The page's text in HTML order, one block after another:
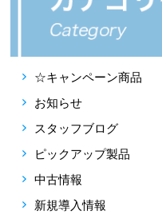
☆キャンペーン商品
お知らせ
スタッフブログ
ピックアップ製品
中古情報
新規導入情報